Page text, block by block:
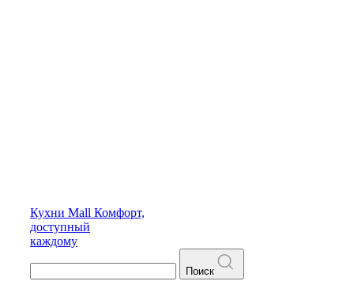
Кухни Mall Комфорт,
доступный
каждому
Поиск